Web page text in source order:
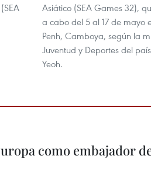
Asiático (SEA Games 32),
a cabo del 5 al 17 de mayo
Penh, Camboya, según la
Juventud y Deportes del
Yeoh.
como embajador